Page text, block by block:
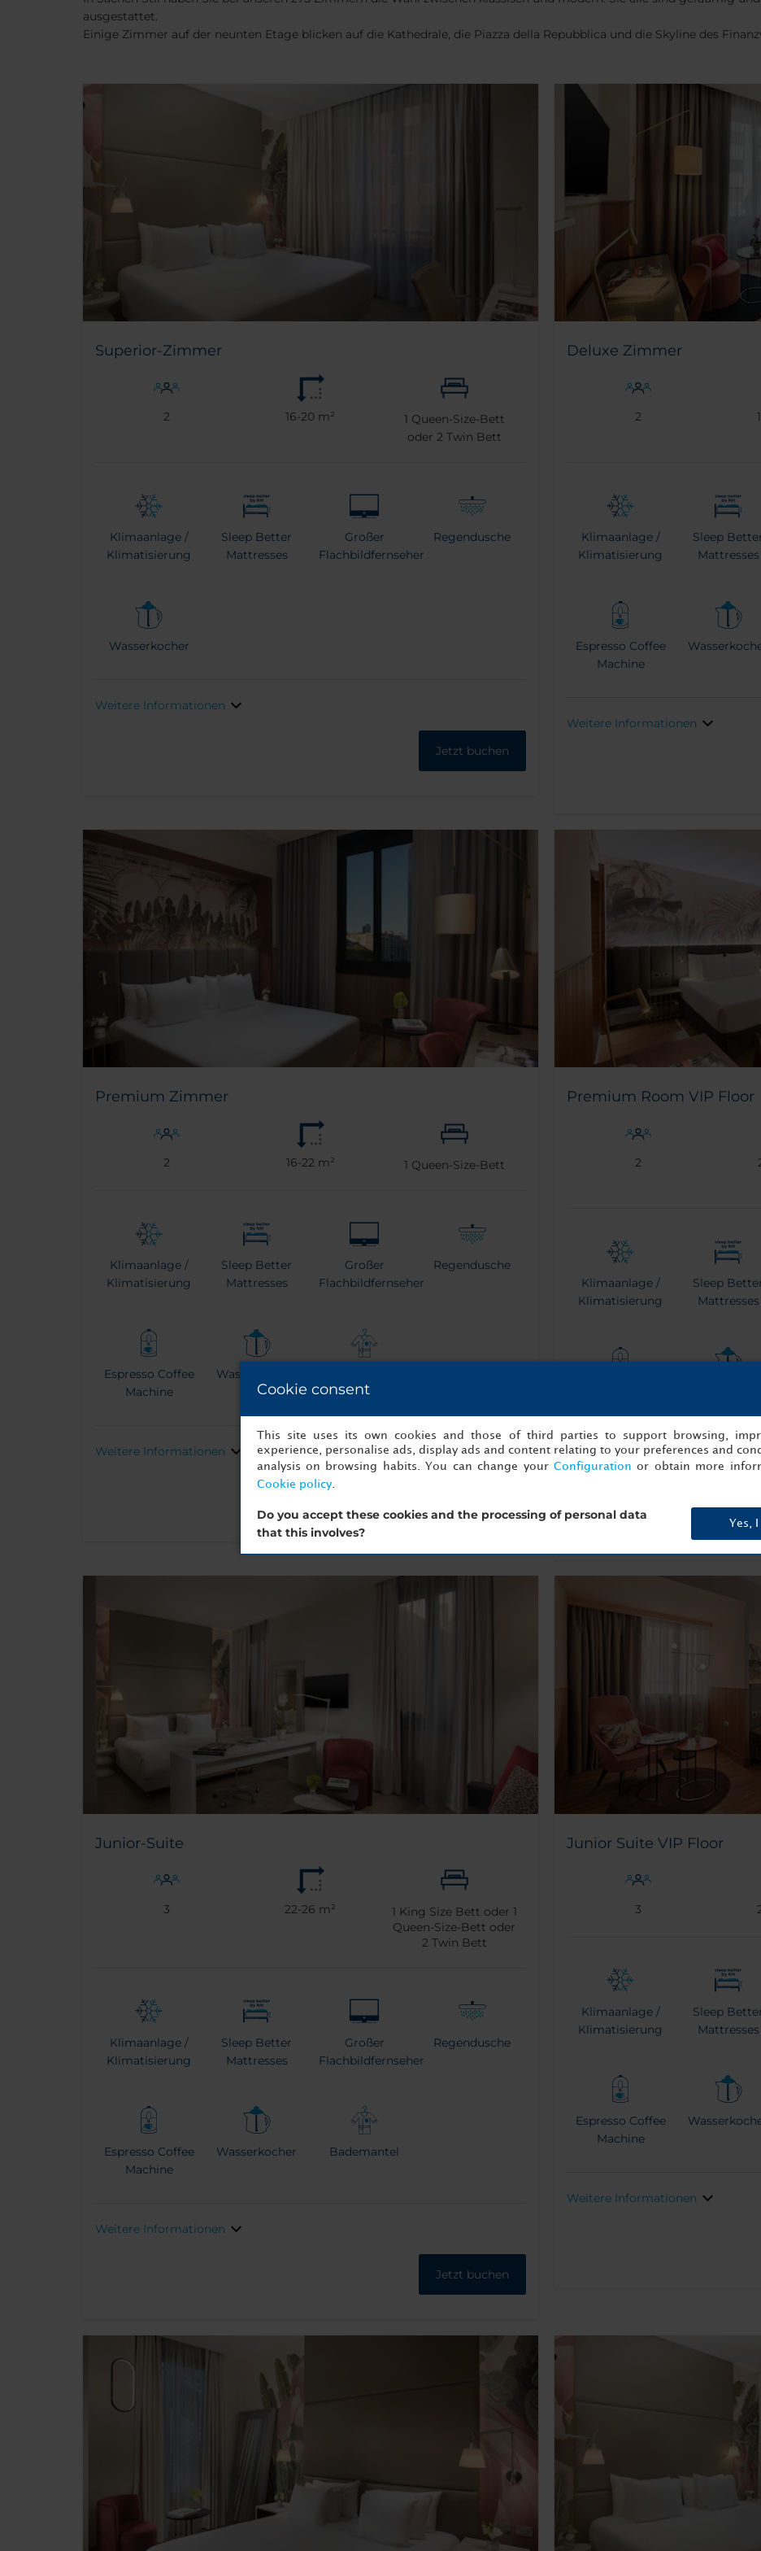
ausgestattet.
Einige Zimmer auf der neunten Etage blicken auf die Kathedrale, die Piazza della Repubblica und die Skyline des
Superior-Zimmer
2 16-20 m² 1 Queen-Size-Bett
oder 2 Twin Bett
Klimaanlage /
Klimatisierung
Sleep Better
Mattresses
Großer
Flachbildfernseher
Regendusche
Wasserkocher
Weitere Informationen
Jetzt buchen
Deluxe Zimmer
2
Klimaanlage /
Klimatisierung
Sleep
Mattresses
Espresso Coffee
Machine
Weitere Informationen
Premium Zimmer
2 16-22 m² 1 Queen-Size-Bett
Klimaanlage /
Klimatisierung
Sleep Better
Mattresses
Großer
Flachbildfernseher
Regendusche
Espresso Coffee
Machine
Wasserkocher
Weitere Informationen
Premium Room VIP Floor
2
Klimaanlage /
Klimatisierung
Sleep
Mattresses
Weitere Informationen
Junior-Suite
3 22-26 m² 1 King Size Bett oder 1
Queen-Size-Bett oder
2 Twin Bett
Klimaanlage /
Klimatisierung
Sleep Better
Mattresses
Großer
Flachbildfernseher
Regendusche
Espresso Coffee
Machine
Wasserkocher Bademantel
Weitere Informationen
Jetzt buchen
Junior Suite VIP Floor
3
Klimaanlage /
Klimatisierung
Sleep
Mattresses
Espresso Coffee
Machine
Weitere Informationen
Cookie consent
This site uses its own cookies and those of third parties to support browsing,
experience, personalise ads, display ads and content relating to your preferences and
analysis on browsing habits. You can change your Configuration or obtain more
Cookie policy.
Do you accept these cookies and the processing of personal data
that this involves?
Yes,